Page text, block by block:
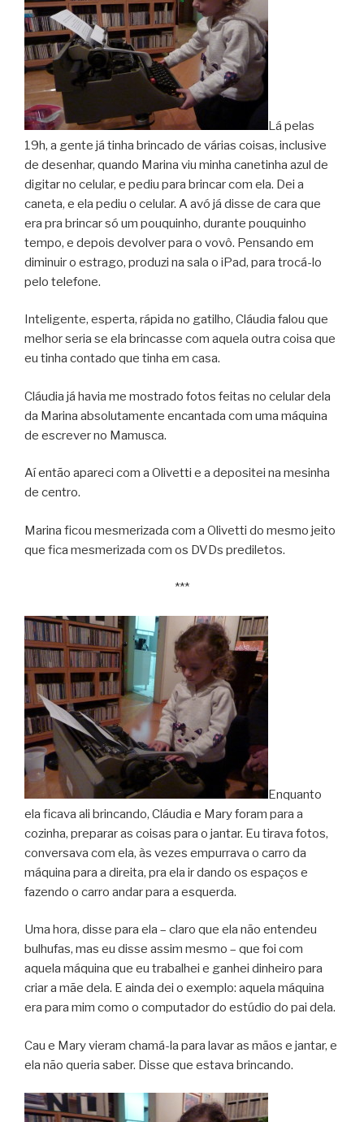
Lá pelas
19h, a gente já tinha brincado de várias coisas, inclusive
de desenhar, quando Marina viu minha canetinha azul de
digitar no celular, e pediu para brincar com ela. Dei a
caneta, e ela pediu o celular. A avó já disse de cara que
era pra brincar só um pouquinho, durante pouquinho
tempo, e depois devolver para o vovô. Pensando em
diminuir o estrago, produzi na sala o iPad, para trocá-lo
pelo telefone.
Inteligente, esperta, rápida no gatilho, Cláudia falou que
melhor seria se ela brincasse com aquela outra coisa que
eu tinha contado que tinha em casa.
Cláudia já havia me mostrado fotos feitas no celular dela
da Marina absolutamente encantada com uma máquina
de escrever no Mamusca.
Aí então apareci com a Olivetti e a depositei na mesinha
de centro.
Marina ficou mesmerizada com a Olivetti do mesmo jeito
que fica mesmerizada com os DVDs prediletos.
***
Enquanto
ela ficava ali brincando, Cláudia e Mary foram para a
cozinha, preparar as coisas para o jantar. Eu tirava fotos,
conversava com ela, às vezes empurrava o carro da
máquina para a direita, pra ela ir dando os espaços e
fazendo o carro andar para a esquerda.
Uma hora, disse para ela – claro que ela não entendeu
bulhufas, mas eu disse assim mesmo – que foi com
aquela máquina que eu trabalhei e ganhei dinheiro para
criar a mãe dela. E ainda dei o exemplo: aquela máquina
era para mim como o computador do estúdio do pai dela.
Cau e Mary vieram chamá-la para lavar as mãos e jantar, e
ela não queria saber. Disse que estava brincando.